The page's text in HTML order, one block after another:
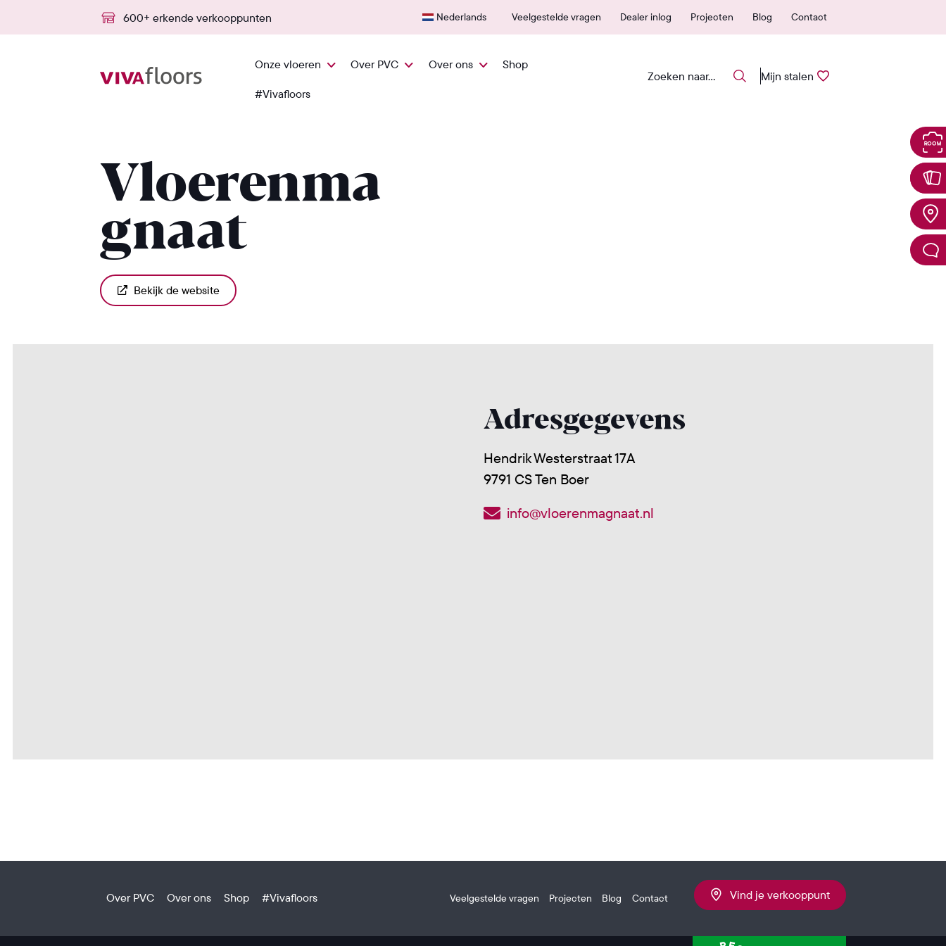
600+ erkende verkooppunten 25 jaar garantie Eenvoudig stalen aanvragen
Nederlands Veelgestelde vragen Dealer inlog Projecten Blog Contact
Onze vloeren Over PVC Over ons Shop
#Vivafloors
Mijn stalen
Vloerenma
gnaat
Bekijk de website
Adresgegevens
Hendrik Westerstraat 17A
9791 CS Ten Boer
info@vloerenmagnaat.nl
Over PVC Over ons Shop #Vivafloors Veelgestelde vragen Projecten Blog Contact Vind je verkooppunt